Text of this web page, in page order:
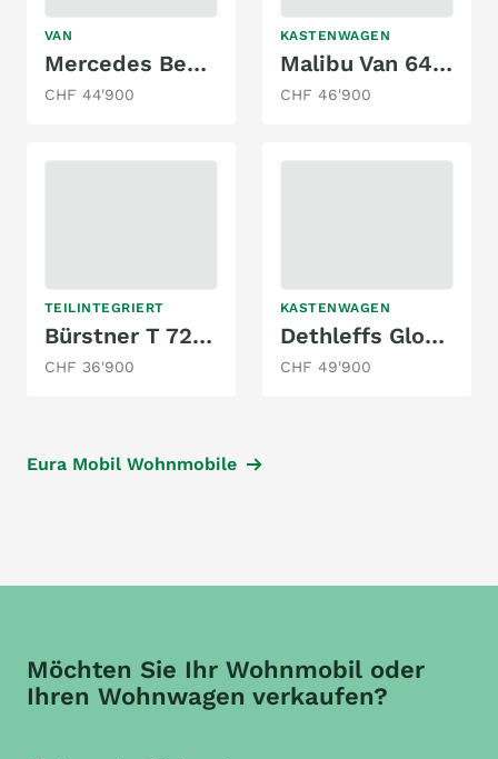
VAN
Mercedes Benz 250BT/ MarcoPolo
CHF 44'900
KASTENWAGEN
Malibu Van 640 LE "by Carthago"
CHF 46'900
TEILINTEGRIERT
Bürstner T 7262 "Edition 55" Sondermodell
CHF 36'900
KASTENWAGEN
Dethleffs Globetrail 640 EK / Modelljahr 2024
CHF 49'900
Eura Mobil Wohnmobile
Möchten Sie Ihr Wohnmobil oder
Ihren Wohnwagen verkaufen?